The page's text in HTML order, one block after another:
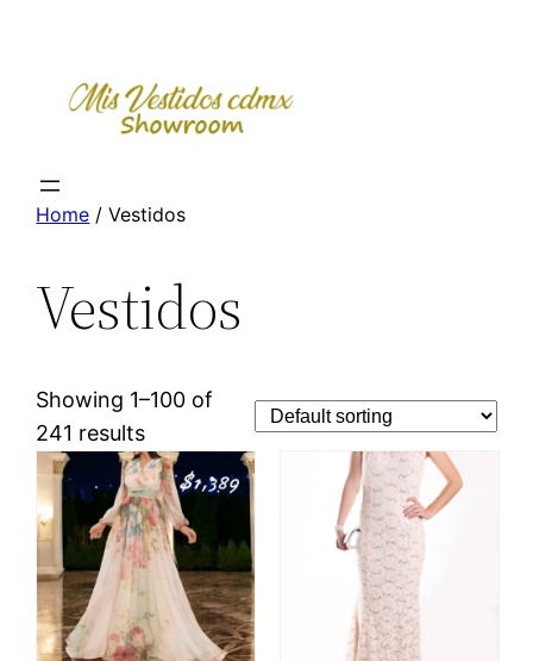
content
Home / Vestidos
Vestidos
Showing 1–100 of
241 results